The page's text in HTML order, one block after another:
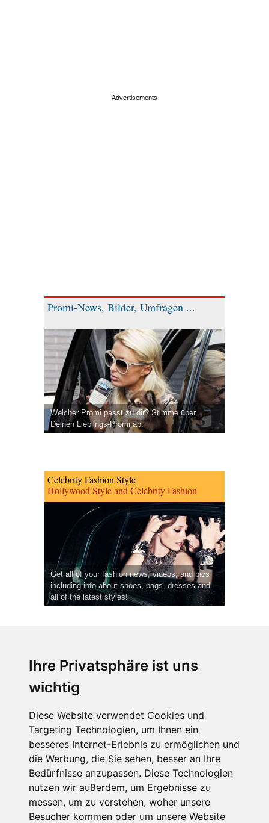
Ihre Privatsphäre ist uns
wichtig
Diese Website verwendet Cookies und
Targeting Technologien, um Ihnen ein
besseres Internet-Erlebnis zu ermöglichen und
die Werbung, die Sie sehen, besser an Ihre
Bedürfnisse anzupassen. Diese Technologien
nutzen wir außerdem, um Ergebnisse zu
messen, um zu verstehen, woher unsere
Besucher kommen oder um unsere Website
Promi-News, Bilder, Umfragen ...
Welcher Promi passt zu dir? Stimme über
Deinen Lieblings-Promi ab.
Celebrity Fashion Style
Hollywood Style and Celebrity Fashion
Get all of your fashion news, videos, and pics
including info about shoes, bags, dresses and
all of the latest styles!
CPost.org© 2013-2023 The Celebrity Post.
Terms of Use Privacy | Cookies Policy( Einstellungen ändern
About Us
Advertising
Contact Us